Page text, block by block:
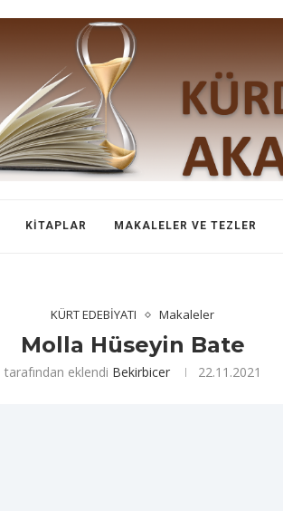
KITAPLAR MAKALELER VE TEZLER
KÜRT EDEBİYATI Makaleler
Molla Hüseyin Bate
tarafından eklendi Bekirbicer 22.11.2021